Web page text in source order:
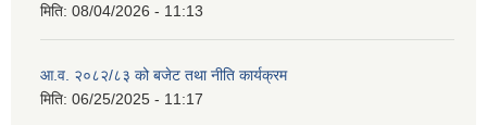
मिति: 08/04/2026 - 11:13
आ.व. २०८२/८३ को बजेट तथा नीति कार्यक्रम
मिति: 06/25/2025 - 11:17